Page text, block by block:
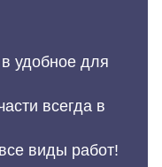
удобное для
всегда в
виды работ!